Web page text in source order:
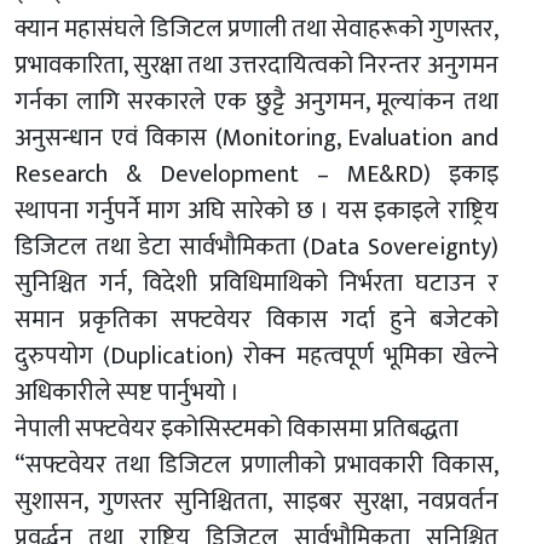
क्यान महासंघले डिजिटल प्रणाली तथा सेवाहरूको गुणस्तर,
प्रभावकारिता, सुरक्षा तथा उत्तरदायित्वको निरन्तर अनुगमन
गर्नका लागि सरकारले एक छुट्टै अनुगमन, मूल्यांकन तथा
अनुसन्धान एवं विकास (Monitoring, Evaluation and
Research & Development – ME&RD) इकाइ
स्थापना गर्नुपर्ने माग अघि सारेको छ । यस इकाइले राष्ट्रिय
डिजिटल तथा डेटा सार्वभौमिकता (Data Sovereignty)
सुनिश्चित गर्न, विदेशी प्रविधिमाथिको निर्भरता घटाउन र
समान प्रकृतिका सफ्टवेयर विकास गर्दा हुने बजेटको
दुरुपयोग (Duplication) रोक्न महत्वपूर्ण भूमिका खेल्ने
अधिकारीले स्पष्ट पार्नुभयो ।
नेपाली सफ्टवेयर इकोसिस्टमको विकासमा प्रतिबद्धता
“सफ्टवेयर तथा डिजिटल प्रणालीको प्रभावकारी विकास,
सुशासन, गुणस्तर सुनिश्चितता, साइबर सुरक्षा, नवप्रवर्तन